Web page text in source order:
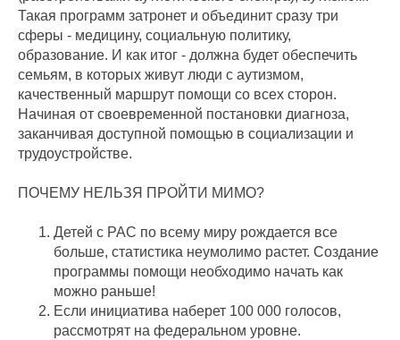
Такая программ затронет и объединит сразу три
сферы - медицину, социальную политику,
образование. И как итог - должна будет обеспечить
семьям, в которых живут люди с аутизмом,
качественный маршрут помощи со всех сторон.
Начиная от своевременной постановки диагноза,
заканчивая доступной помощью в социализации и
трудоустройстве.
ПОЧЕМУ НЕЛЬЗЯ ПРОЙТИ МИМО?
Детей с РАС по всему миру рождается все
больше, статистика неумолимо растет. Создание
программы помощи необходимо начать как
можно раньше!
Если инициатива наберет 100 000 голосов,
рассмотрят на федеральном уровне.